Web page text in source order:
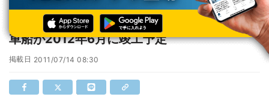
自然エネルギーを利用したハイブリッド自動
車船が2012年6月に竣工予定
掲載日 2011/07/14 08:30